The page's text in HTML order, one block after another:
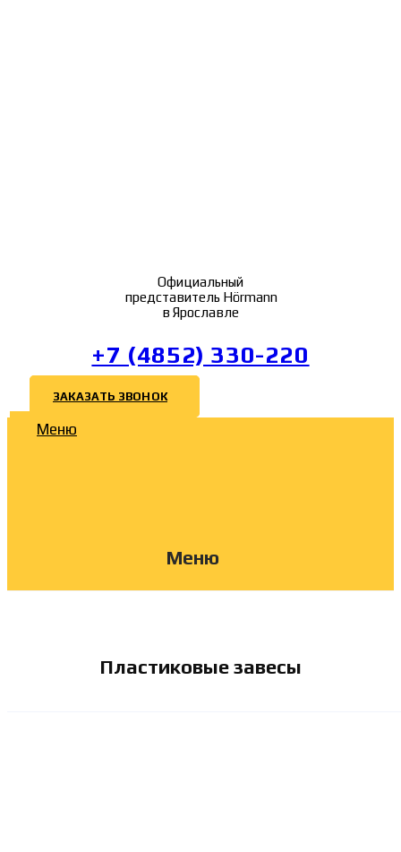
Официальный
представитель Hörmann
в Ярославле
+7 (4852) 330-220
ЗАКАЗАТЬ ЗВОНОК
Меню
Меню
Пластиковые завесы